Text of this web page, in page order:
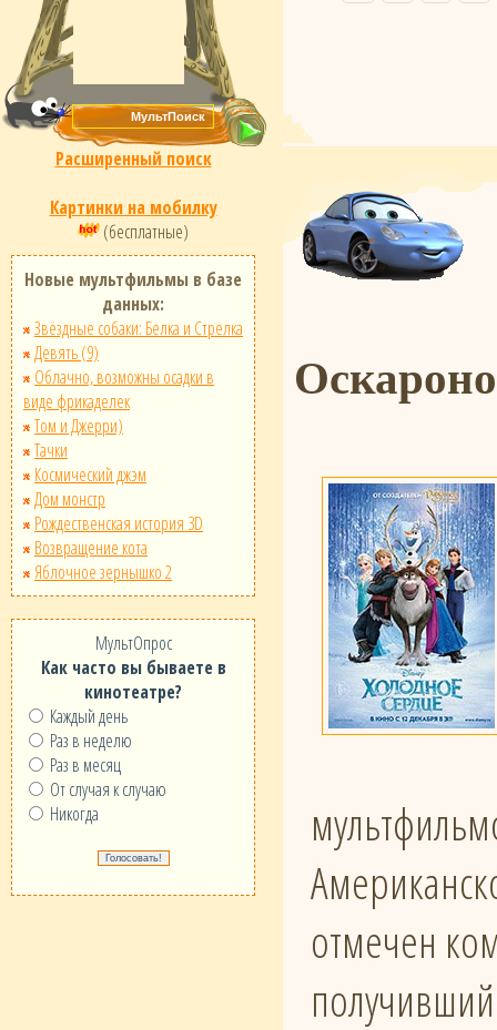
Расширенный поиск
Картинки на мобилку
(бесплатные)
Новые мультфильмы в базе
данных:
Звёздные собаки: Белка и Стрелка
Девять (9)
Облачно, возможны осадки в
виде фрикаделек
Том и Джерри)
Тачки
Космический джэм
Дом монстр
Рождественская история 3D
Возвращение кота
Яблочное зернышко 2
МультОпрос
Как часто вы бываете в
кинотеатре?
Каждый день
Раз в неделю
Раз в месяц
От случая к случаю
Никогда
отмечен